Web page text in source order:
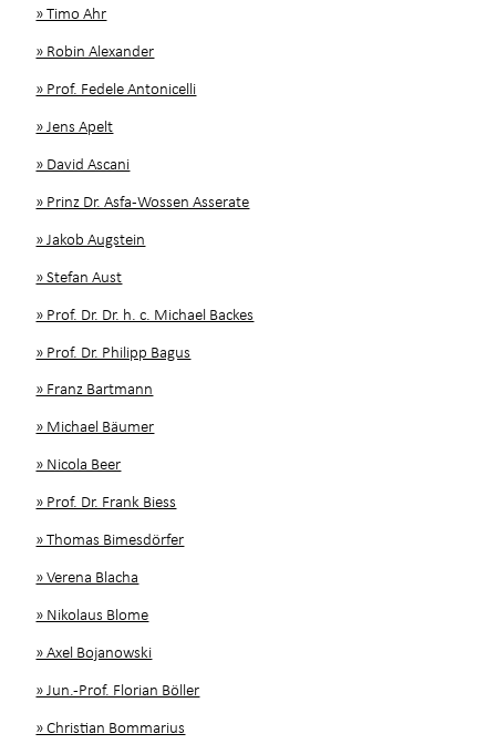
» Timo Ahr
» Robin Alexander
» Prof. Fedele Antonicelli
» Jens Apelt
» David Ascani
» Prinz Dr. Asfa-Wossen Asserate
» Jakob Augstein
» Stefan Aust
» Prof. Dr. Dr. h. c. Michael Backes
» Prof. Dr. Philipp Bagus
» Franz Bartmann
» Michael Bäumer
» Nicola Beer
» Prof. Dr. Frank Biess
» Thomas Bimesdörfer
» Verena Blacha
» Nikolaus Blome
» Axel Bojanowski
» Jun.-Prof. Florian Böller
» Christian Bommarius